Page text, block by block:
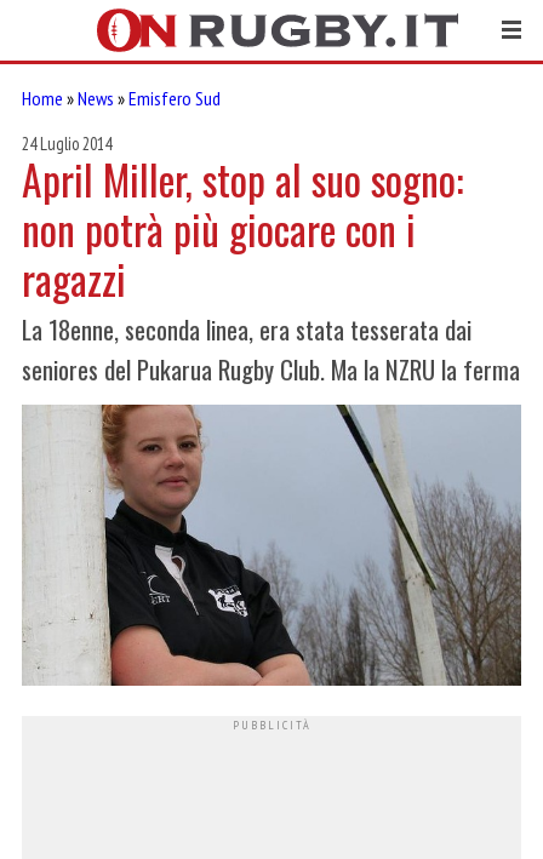
Home »News »Emisfero Sud
24 Luglio 2014
April Miller, stop al suo sogno:
non potrà più giocare con i
ragazzi
La 18enne, seconda linea, era stata tesserata dai
seniores del Pukarua Rugby Club. Ma la NZRU la ferma